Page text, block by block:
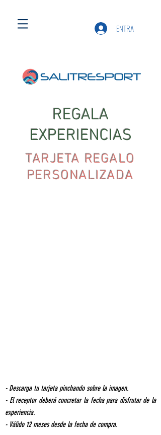
ENTRA
REGALA
EXPERIENCIAS
TARJETA REGALO
PERSONALIZADA
- Descarga tu tarjeta pinchando sobre la imagen.
- El receptor deberá concretar la fecha para disfrutar de la
experiencia.
- Válido 12 meses desde la fecha de compra.